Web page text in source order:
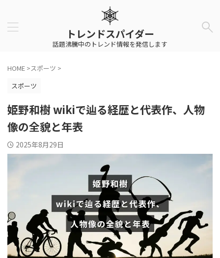
トレンドスパイダー
話題沸騰中のトレンド情報を発信します
HOME >スポーツ >
スポーツ
姫野和樹 wikiで辿る経歴と代表作、人物
像の全貌と年表
2025年8月29日